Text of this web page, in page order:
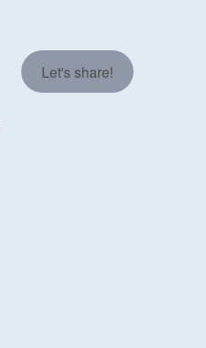
Let's share!